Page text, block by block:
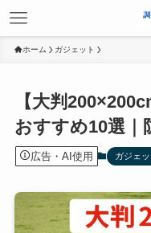
ホーム ガジェット
【大判
おすすめ10選｜
広告・AI使用 ガジェッ